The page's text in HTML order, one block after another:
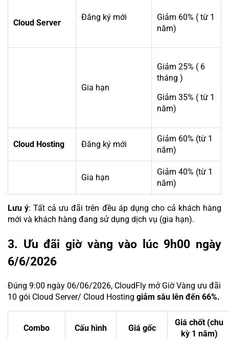
Cloud Server
Đăng ký mới Giảm 60% ( từ 1
năm)
Gia hạn
Giảm 25% ( 6
tháng )
Giảm 35% ( từ 1
năm)
Cloud Hosting Đăng ký mới
Giảm 60% (từ 1
năm)
Gia hạn
Giảm 40% (từ 1
năm)
Lưu ý: Tất cả ưu đãi trên đều áp dụng cho cả khách hàng
mới và khách hàng đang sử dụng dịch vụ (gia hạn).
3. Ưu đãi giờ vàng vào lúc 9h00 ngày
6/6/2026
Đúng 9:00 ngày 06/06/2026, CloudFly mở Giờ Vàng ưu đãi
10 gói Cloud Server/ Cloud Hosting giảm sâu lên đến 66%.
Combo Cấu hình Giá gốc
Giá chốt (chu
kỳ 1 năm)